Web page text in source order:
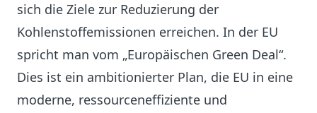
sich die Ziele zur Reduzierung der
Kohlenstoffemissionen erreichen. In der EU
spricht man vom „Europäischen Green Deal“.
Dies ist ein ambitionierter Plan, die EU in eine
moderne, ressourceneffiziente und